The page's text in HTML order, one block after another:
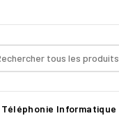
Téléphonie Informatique